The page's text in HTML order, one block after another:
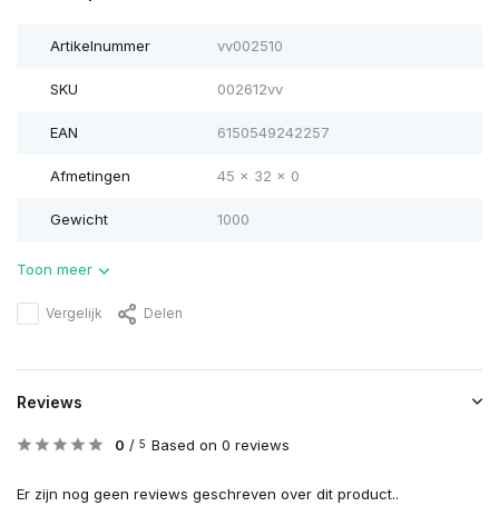
Artikelnummer vv002510
SKU 002612vv
EAN 6150549242257
Afmetingen 45 x 32 x 0
Gewicht 1000
Toon meer
Vergelijk Delen
Reviews
0 / 5 Based on 0 reviews
Er zijn nog geen reviews geschreven over dit product..